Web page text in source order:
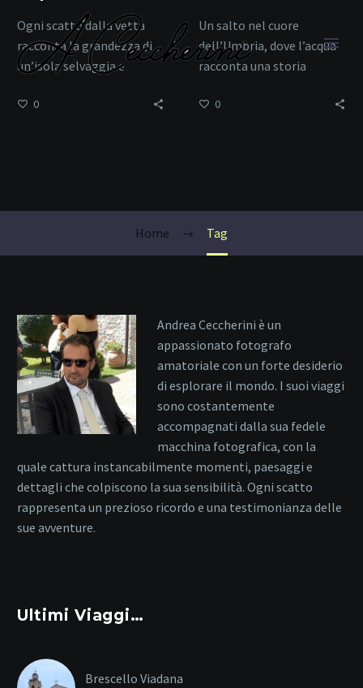
Home Tag
Ogni scatto dalla vetta
racconta la grandezza di
un’isola selvaggia e
0
Un salto nel cuore
dell’Umbria, dove l’acqua
racconta una storia
0
Andrea Ceccherini è un
appassionato fotografo
amatoriale con un forte desiderio
di esplorare il mondo. I suoi viaggi
sono costantemente
accompagnati dalla sua fedele
macchina fotografica, con la
quale cattura instancabilmente momenti, paesaggi e
dettagli che colpiscono la sua sensibilità. Ogni scatto
rappresenta un prezioso ricordo e una testimonianza delle
sue avventure.
Ultimi Viaggi…
Brescello Viadana